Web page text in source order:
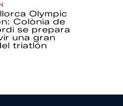
Olympic
Colònia de
se prepara
una gran
triatlón